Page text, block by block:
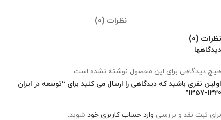
نظرات (0)
نظرات (0)
دیدگاهها
هیچ دیدگاهی برای این محصول نوشته نشده است.
اولین نفری باشید که دیدگاهی را ارسال می کنید برای “توسعه در ایران
1320-1357”
برای ثبت نقد و بررسی وارد حساب کاربری خود شوید.